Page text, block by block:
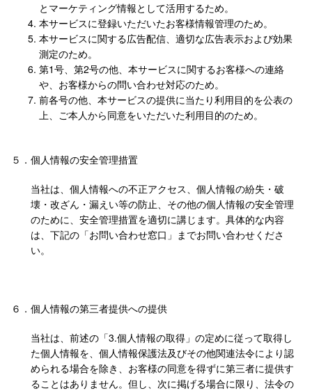
とマーケティング情報として活用するため。
本サービスに登録いただいたお客様情報管理のため。
本サービスに関する広告配信、適切な広告表示および効果
測定のため。
第1号、第2号の他、本サービスに関するお客様への連絡
や、お客様からの問い合わせ対応のため。
前各号の他、本サービスの提供に当たり利用目的を公表の
上、ご本人から同意をいただいた利用目的のため。
５． 個人情報の安全管理措置
当社は、個人情報への不正アクセス、個人情報の紛失・破
壊・改ざん・漏えい等の防止、その他の個人情報の安全管理
のために、安全管理措置を適切に講じます。具体的な内容
は、下記の「お問い合わせ窓口」までお問い合わせくださ
い。
６． 個人情報の第三者提供への提供
当社は、前述の「3.個人情報の取得」の定めに従って取得し
た個人情報を、個人情報保護法及びその他関連法令により認
められる場合を除き、お客様の同意を得ずに第三者に提供す
ることはありません。但し、次に掲げる場合に限り、法令の